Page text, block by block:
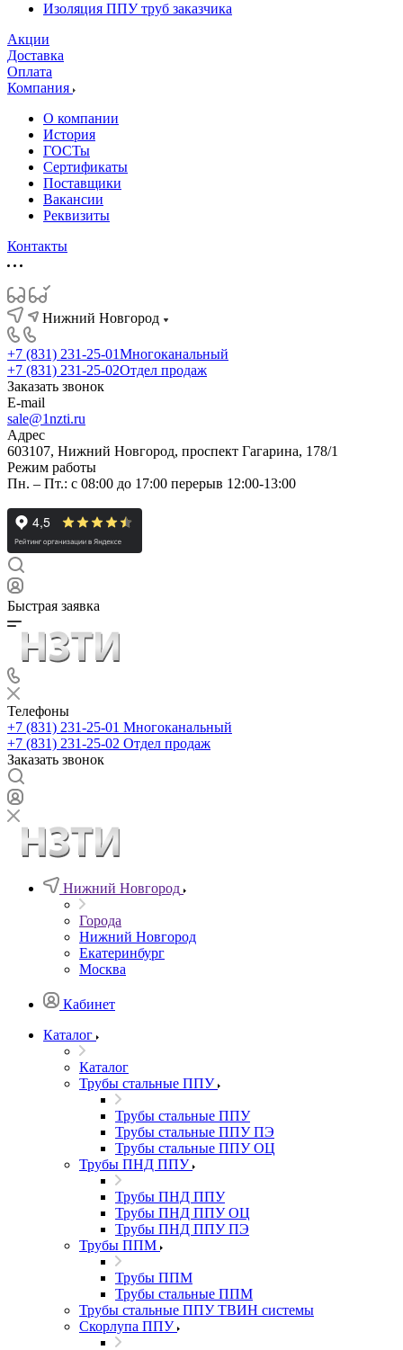
Изоляция ППУ труб заказчика
Акции
Доставка
Оплата
Компания
О компании
История
ГОСТы
Сертификаты
Поставщики
Вакансии
Реквизиты
Контакты
Нижний Новгород
+7 (831) 231-25-01Многоканальный
+7 (831) 231-25-02Отдел продаж
Заказать звонок
E-mail
sale@1nzti.ru
Адрес
603107, Нижний Новгород, проспект Гагарина, 178/1
Режим работы
Пн. – Пт.: с 08:00 до 17:00 перерыв 12:00-13:00
Быстрая заявка
Телефоны
+7 (831) 231-25-01 Многоканальный
+7 (831) 231-25-02 Отдел продаж
Заказать звонок
Нижний Новгород
Города
Нижний Новгород
Екатеринбург
Москва
Кабинет
Каталог
Каталог
Трубы стальные ППУ
Трубы стальные ППУ
Трубы стальные ППУ ПЭ
Трубы стальные ППУ ОЦ
Трубы ПНД ППУ
Трубы ПНД ППУ
Трубы ПНД ППУ ОЦ
Трубы ПНД ППУ ПЭ
Трубы ППМ
Трубы ППМ
Трубы стальные ППМ
Трубы стальные ППУ ТВИН системы
Скорлупа ППУ